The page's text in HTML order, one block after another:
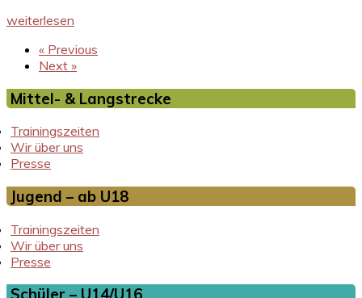
weiterlesen
« Previous
Next »
Mittel- & Langstrecke
Trainingszeiten
Wir über uns
Presse
Jugend – ab U18
Trainingszeiten
Wir über uns
Presse